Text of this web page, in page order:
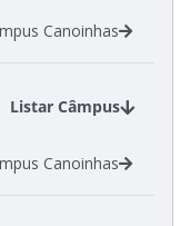
Canoinhas
Listar Câmpus
Canoinhas